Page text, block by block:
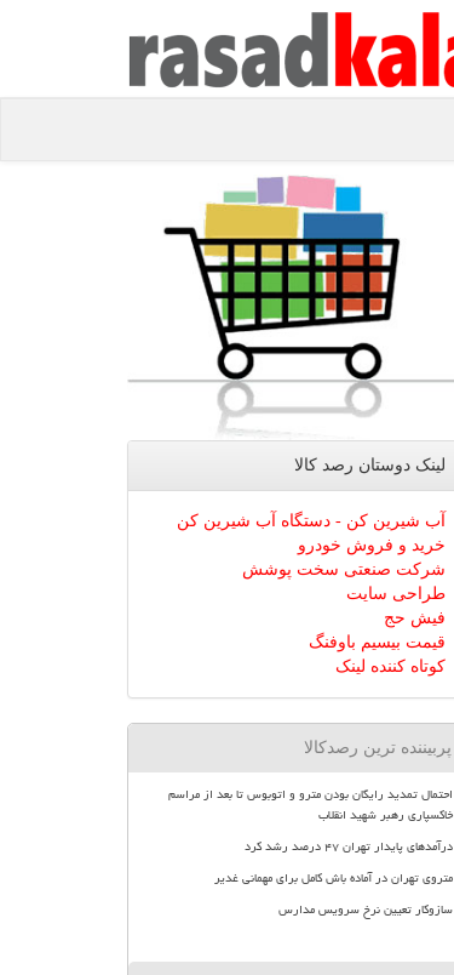
لینک دوستان رصد كالا
آب شیرین کن - دستگاه آب شیرین کن
خرید و فروش خودرو
شرکت صنعتی سخت پوشش
طراحی سایت
فیش حج
قیمت بیسیم باوفنگ
کوتاه کننده لینک
پربیننده ترین رصدکالا
احتمال تمدید رایگان بودن مترو و اتوبوس تا بعد از مراسم
خاکسپاری رهبر شهید انقلاب
درآمدهای پایدار تهران ۴۷ درصد رشد کرد
متروی تهران در آماده باش کامل برای مهمانی غدیر
سازوکار تعیین نرخ سرویس مدارس